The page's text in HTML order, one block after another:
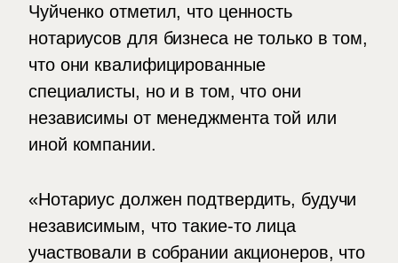
Чуйченко отметил, что ценность
нотариусов для бизнеса не только в том,
что они квалифицированные
специалисты, но и в том, что они
независимы от менеджмента той или
иной компании.
«Нотариус должен подтвердить, будучи
независимым, что такие-то лица
участвовали в собрании акционеров, что